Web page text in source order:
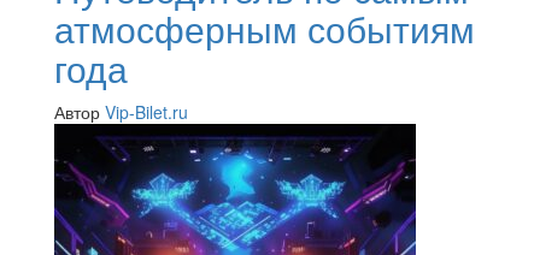
атмосферным событиям
года
Автор Vip-Bilet.ru